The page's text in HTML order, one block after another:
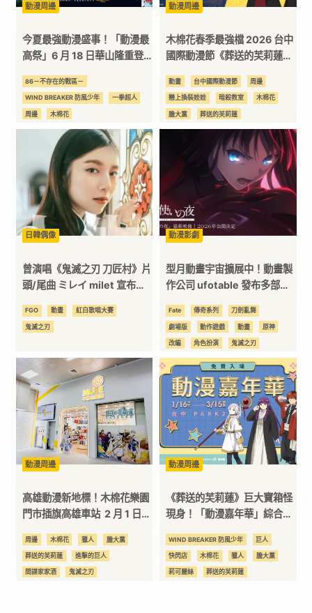
訊
平
台
動漫周邊
今夏最強動漫盛事！「動漫最
高祭」6 月 18 日華山隆重登
86－不存在的戰區－
WIND BREAKER 防風少年 一拳超人
周邊 木棉花
無職轉生～到了異世界就拿出真本事～
膽大黨 莉可麗絲
葬送的芙莉蓮 進擊的巨人
間諜家家酒
關於我轉生變成史萊姆這檔事
鬼滅之刃
動漫周邊
木棉花春季最強檔 2026 台中
國際動漫節《葬送的芙莉蓮》
首發 六大福袋六重好禮 還有
超殺優惠等你來
動畫 台中國際動漫節 周邊
戀上換裝娃娃 暗殺教室 木棉花
膽大黨 葬送的芙莉蓮
關於我轉生變成史萊姆這檔事
日韓偶像
曾演唱《鬼滅之刃 刀匠村》片
頭/尾曲 ミレイ milet 宣布將
FGO 動畫 紅白歌唱大賽
鬼滅之刃
動漫影劇
型月動畫宇宙擴展中！動畫製
作公司 ufotable 發布多部全
Fate 傳奇系列 刀劍亂舞
劇場版 動作遊戲 動畫 原神
改編 角色扮演 鬼滅之刃
動漫周邊
高雄動漫新地標！木棉花樂園
門市插旗高雄車站 2 月 1 日熱
周邊 木棉花 獵人 膽大黨
葬送的芙莉蓮 進擊的巨人
間諜家家酒 鬼滅之刃
動漫周邊
《葬送的芙莉蓮》巨大寶箱怪
現身！「動漫嘉年華」綜合動
廣場熱鬧登場！
WIND BREAKER 防風少年 巨人
快閃店 木棉花 獵人 膽大黨
莉可麗絲 葬送的芙莉蓮